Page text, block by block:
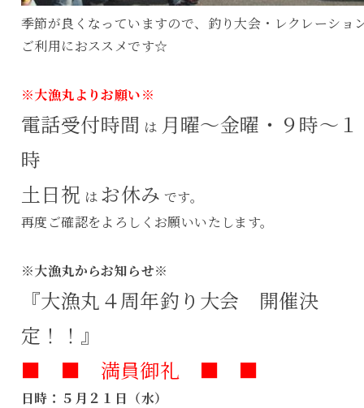
季節が良くなっていますので、釣り大会・レクレーショ
ご利用におススメです☆
※大漁丸よりお願い※
電話受付時間 は 月曜～金曜・９時～
時
土日祝 は お休み です。
再度ご確認をよろしくお願いいたします。
※大漁丸からお知らせ※
『大漁丸４周年釣り大会 開催決
定！！』
■ ■ 満員御礼 ■ ■
日時：５月２１日（水）